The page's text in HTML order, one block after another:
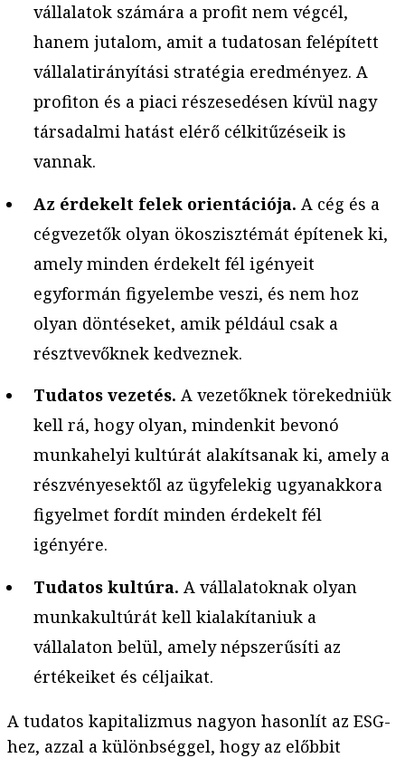
vállalatok számára a profit nem végcél,
hanem jutalom, amit a tudatosan felépített
vállalatirányítási stratégia eredményez. A
profiton és a piaci részesedésen kívül nagy
társadalmi hatást elérő célkitűzéseik is
vannak.
Az érdekelt felek orientációja. A cég és a
cégvezetők olyan ökoszisztémát építenek ki,
amely minden érdekelt fél igényeit
egyformán figyelembe veszi, és nem hoz
olyan döntéseket, amik például csak a
résztvevőknek kedveznek.
Tudatos vezetés. A vezetőknek törekedniük
kell rá, hogy olyan, mindenkit bevonó
munkahelyi kultúrát alakítsanak ki, amely a
részvényesektől az ügyfelekig ugyanakkora
figyelmet fordít minden érdekelt fél
igényére.
Tudatos kultúra. A vállalatoknak olyan
munkakultúrát kell kialakítaniuk a
vállalaton belül, amely népszerűsíti az
értékeiket és céljaikat.
A tudatos kapitalizmus nagyon hasonlít az ESG-
hez, azzal a különbséggel, hogy az előbbit